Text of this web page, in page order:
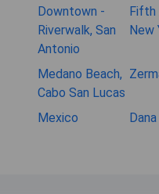
Downtown -
Riverwalk, San
Antonio
Fifth
New
Medano Beach,
Cabo San Lucas
Mexico